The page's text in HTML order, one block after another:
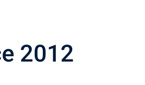
2012